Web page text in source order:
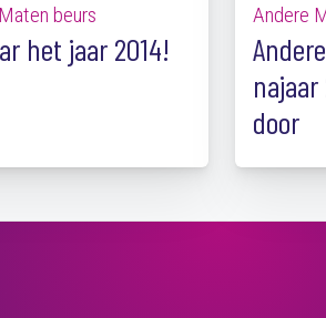
beurs
het jaar 2014!
Andere
door